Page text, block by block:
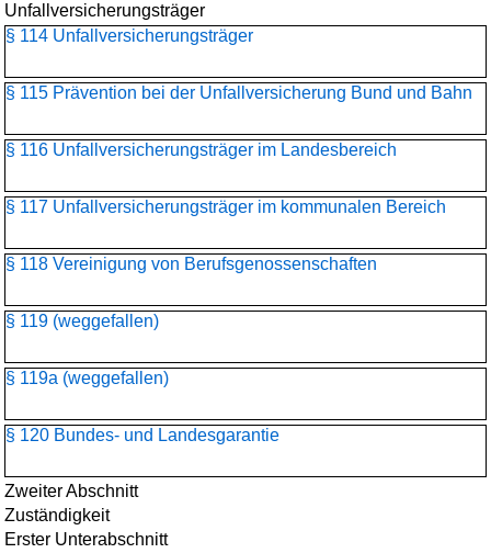
Unfallversicherungsträger
§ 114 Unfallversicherungsträger
§ 115 Prävention bei der Unfallversicherung Bund und Bahn
§ 116 Unfallversicherungsträger im Landesbereich
§ 117 Unfallversicherungsträger im kommunalen Bereich
§ 118 Vereinigung von Berufsgenossenschaften
§ 119 (weggefallen)
§ 119a (weggefallen)
§ 120 Bundes- und Landesgarantie
Zweiter Abschnitt
Zuständigkeit
Erster Unterabschnitt